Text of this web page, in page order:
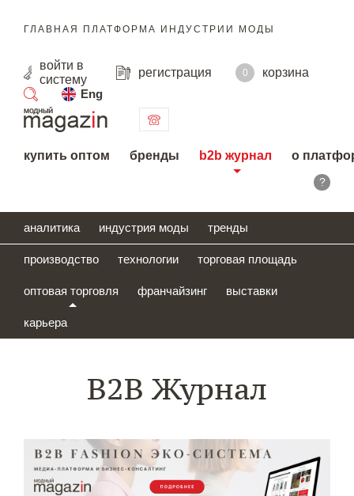
ГЛАВНАЯ ПЛАТФОРМА ИНДУСТРИИ МОДЫ
войти в
систему
регистрация 0
корзина
Eng
поиск
купить оптом бренды b2b журнал о
?
аналитика индустрия моды тренды
производство технологии торговая площадь
оптовая торговля франчайзинг выставки
карьера
B2B Журнал